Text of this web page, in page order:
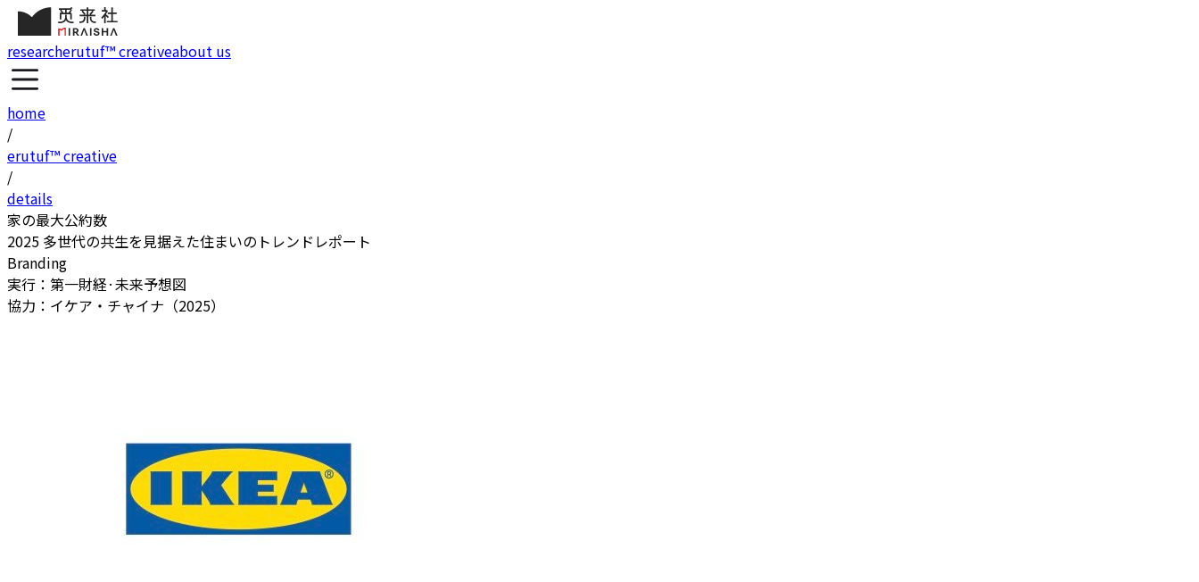
researcherutuf™ creativeabout us
home
/
erutuf™ creative
/
details
家の最大公約数
2025 多世代の共生を見据えた住まいのトレンドレポート
Branding
実行：第一財経·未来予想図
協力：イケア・チャイナ（2025）